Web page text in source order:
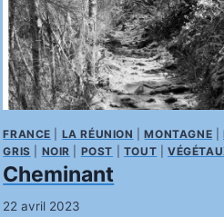
FRANCE LA RÉUNION |MONTAGNE
GRIS
NOIR POST TOUT |
Cheminant
22 avril 2023